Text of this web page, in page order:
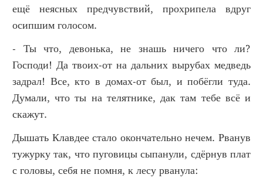
ещё неясных предчувствий, прохрипела вдруг
осипшим голосом.
- Ты что, девонька, не знашь ничего что ли?
Господи! Да твоих-от на дальних вырубах медведь
задрал! Все, кто в домах-от был, и побёгли туда.
Думали, что ты на телятнике, дак там тебе всё и
скажут.
Дышать Клавдее стало окончательно нечем. Рванув
тужурку так, что пуговицы сыпанули, сдёрнув плат
с головы, себя не помня, к лесу рванула: